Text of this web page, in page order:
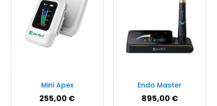
Mini Apex
255,00 €
Endo Master
895,00 €